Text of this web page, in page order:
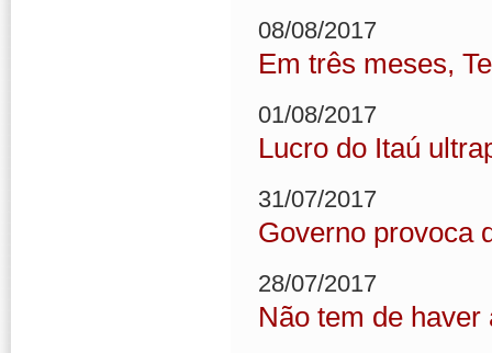
08/08/2017
Em três meses,
01/08/2017
Lucro do Itaú
31/07/2017
Governo provoca
28/07/2017
Não tem de